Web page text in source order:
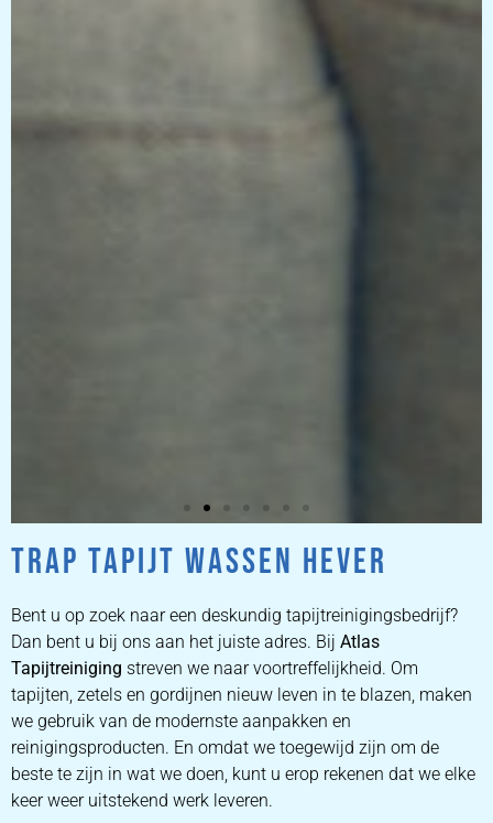
ZETEL
REINIGEN
ZETEL REINIGEN DOOR
PROFESSIONALS
TRAP TAPIJT WASSEN HEVER
Bent u op zoek naar een deskundig tapijtreinigingsbedrijf?
Dan bent u bij ons aan het juiste adres. Bij Atlas
Tapijtreiniging streven we naar voortreffelijkheid. Om
tapijten, zetels en gordijnen nieuw leven in te blazen, maken
we gebruik van de modernste aanpakken en
reinigingsproducten. En omdat we toegewijd zijn om de
beste te zijn in wat we doen, kunt u erop rekenen dat we elke
keer weer uitstekend werk leveren.